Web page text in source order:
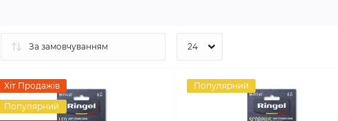
Хіт Продажів
Популярний
Популярний